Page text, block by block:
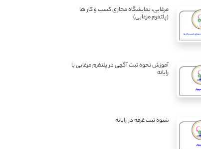
مرغابی، نمایشگاه مجازی کسب و کار ها
(پلتفرم مرغابی)
آموزش نحوه ثبت آگهی در پلتفرم مرغابی با
رایانه
شیوه ثبت غرفه در رایانه